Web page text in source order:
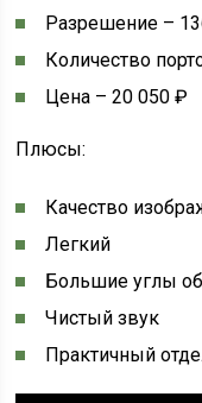
Разрешение –
Количество
Цена – 20 050 ₽
Плюсы:
Качество
Легкий
Большие углы
Чистый звук
Практичный